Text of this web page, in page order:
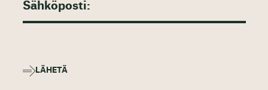
LÄHETÄ